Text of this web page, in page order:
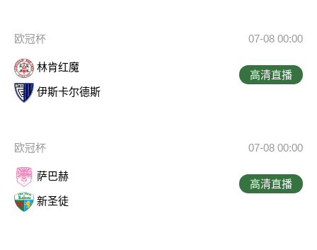
欧冠杯 07-08 00:00
林肯红魔
伊斯卡尔德斯
高清直播
欧冠杯 07-08 00:00
萨巴赫
新圣徒
高清直播